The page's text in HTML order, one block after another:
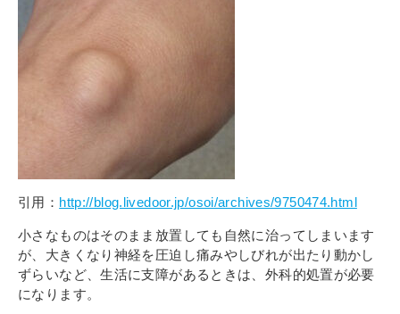
引用： http://blog.livedoor.jp/osoi/archives/9750474.html
小さなものはそのまま放置しても自然に治ってしまいます
が、大きくなり神経を圧迫し痛みやしびれが出たり動かし
ずらいなど、生活に支障があるときは、外科的処置が必要
になります。